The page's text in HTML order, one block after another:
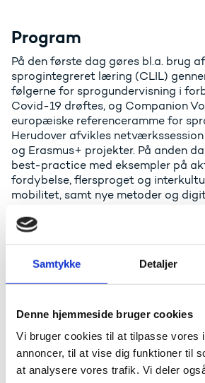
Samtykke Detaljer
Denne hjemmeside bruger cookies
Vi bruger cookies til at tilpasse vores
annoncer, til at vise dig funktioner til
at analysere vores trafik. Vi deler
Program
På den første dag gøres bl.a. brug
sprogintegreret læring (CLIL)
følgerne for sprogundervisning i
Covid-19 drøftes, og Companion
europæiske referenceramme for
Herudover afvikles
og Erasmus+ projekter. På anden
best-practice med eksempler på
fordybelse, flersproget og
mobilitet, samt nye metoder og
ændringer i programmet.
Læs mere om seminaret
Praktisk
Uddannelses- og
at tilmelde 2 deltagere til
betragtning skal du udfylde